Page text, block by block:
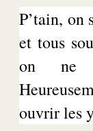
P’tain, on
et tous
on ne
ouvrir les